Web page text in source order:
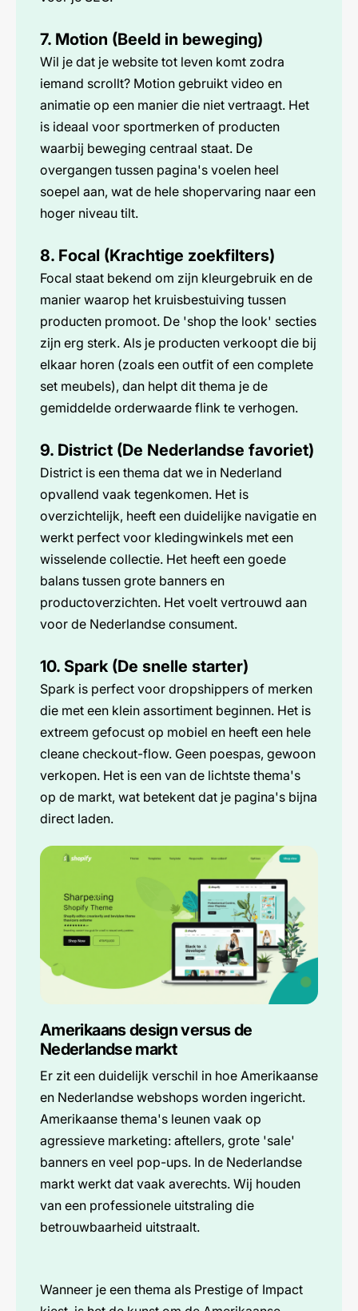
7. Motion (Beeld in beweging)
Wil je dat je website tot leven komt zodra
iemand scrollt? Motion gebruikt video en
animatie op een manier die niet vertraagt. Het
is ideaal voor sportmerken of producten
waarbij beweging centraal staat. De
overgangen tussen pagina's voelen heel
soepel aan, wat de hele shopervaring naar een
hoger niveau tilt.
8. Focal (Krachtige zoekfilters)
Focal staat bekend om zijn kleurgebruik en de
manier waarop het kruisbestuiving tussen
producten promoot. De 'shop the look' secties
zijn erg sterk. Als je producten verkoopt die bij
elkaar horen (zoals een outfit of een complete
set meubels), dan helpt dit thema je de
gemiddelde orderwaarde flink te verhogen.
9. District (De Nederlandse favoriet)
District is een thema dat we in Nederland
opvallend vaak tegenkomen. Het is
overzichtelijk, heeft een duidelijke navigatie en
werkt perfect voor kledingwinkels met een
wisselende collectie. Het heeft een goede
balans tussen grote banners en
productoverzichten. Het voelt vertrouwd aan
voor de Nederlandse consument.
10. Spark (De snelle starter)
Spark is perfect voor dropshippers of merken
die met een klein assortiment beginnen. Het is
extreem gefocust op mobiel en heeft een hele
cleane checkout-flow. Geen poespas, gewoon
verkopen. Het is een van de lichtste thema's
op de markt, wat betekent dat je pagina's bijna
direct laden.
Amerikaans design versus de
Nederlandse markt
Er zit een duidelijk verschil in hoe Amerikaanse
en Nederlandse webshops worden ingericht.
Amerikaanse thema's leunen vaak op
agressieve marketing: aftellers, grote 'sale'
banners en veel pop-ups. In de Nederlandse
markt werkt dat vaak averechts. Wij houden
van een professionele uitstraling die
betrouwbaarheid uitstraalt.
Wanneer je een thema als Prestige of Impact